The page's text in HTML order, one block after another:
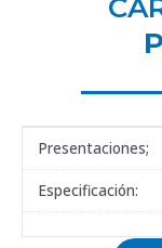
Presentaciones;
Especificación: